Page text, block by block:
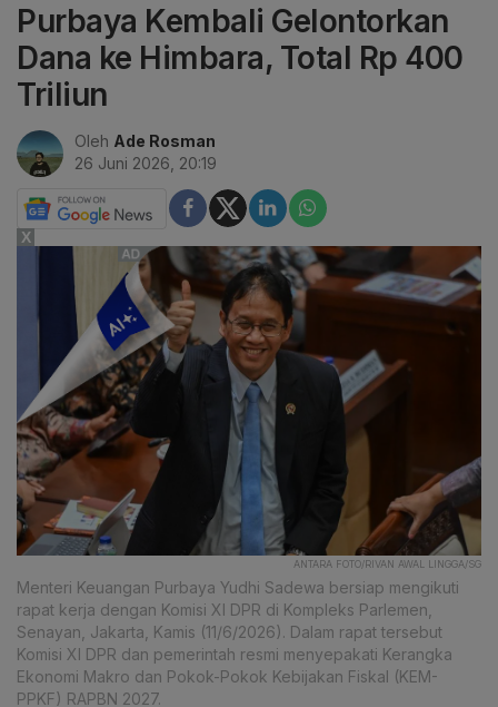
Purbaya Kembali Gelontorkan
Dana ke Himbara, Total Rp 400
Triliun
Oleh Ade Rosman
26 Juni 2026, 20:19
ANTARA FOTO/RIVAN AWAL LINGGA/SG
Menteri Keuangan Purbaya Yudhi Sadewa bersiap mengikuti
rapat kerja dengan Komisi XI DPR di Kompleks Parlemen,
Senayan, Jakarta, Kamis (11/6/2026). Dalam rapat tersebut
Komisi XI DPR dan pemerintah resmi menyepakati Kerangka
Ekonomi Makro dan Pokok-Pokok Kebijakan Fiskal (KEM-
PPKF) RAPBN 2027.
X